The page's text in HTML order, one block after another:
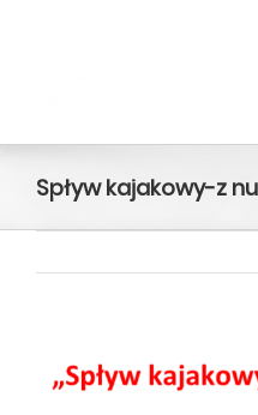
Spływ kajakowy-z
Pokaż
większy